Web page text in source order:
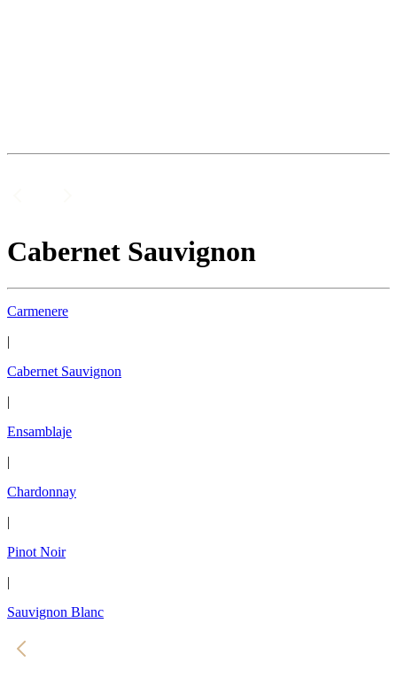
Cabernet Sauvignon
Carmenere
|
Cabernet Sauvignon
|
Ensamblaje
|
Chardonnay
|
Pinot Noir
|
Sauvignon Blanc